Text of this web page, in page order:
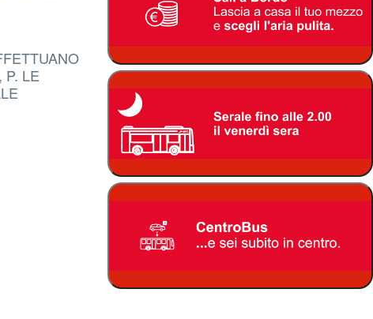
P. LE